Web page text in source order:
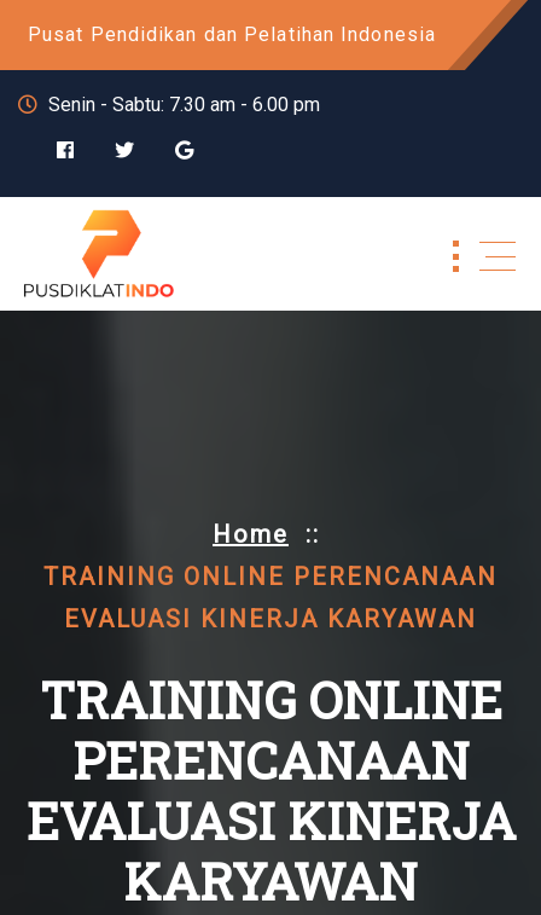
Pusat Pendidikan dan Pelatihan Indonesia
Senin - Sabtu: 7.30 am - 6.00 pm
Home ::
TRAINING ONLINE PERENCANAAN
EVALUASI KINERJA KARYAWAN
TRAINING ONLINE
PERENCANAAN
EVALUASI KINERJA
KARYAWAN